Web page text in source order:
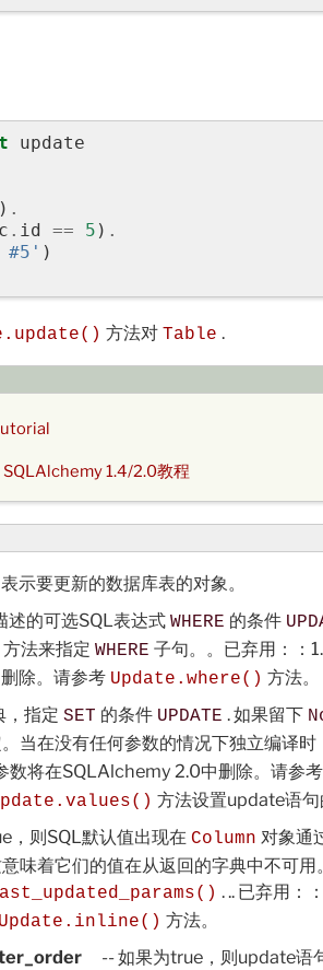
update
) .
c . id == 5 ) .
#5' )
方法对 Table .
SQLAlchemy 1.4/2.0教程
表示要更新的数据库表的对象。
述的可选SQL表达式 WHERE 的条件
方法来指定 WHERE 子句。。已弃用：：
除。请参考 Update.where() 方法。
，指定 SET 的条件 UPDATE . 如果留下
当在没有任何参数的情况下独立编译时
数将在SQLAlchemy 2.0中删除。请参考
方法设置update语句
，则SQL默认值出现在 Column 对象通
味着它们的值在从返回的字典中不可用。
. .. 已弃用：
Update.inline() 方法。
-- 如果为true，则update语